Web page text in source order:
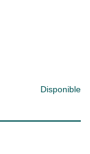
Disponible